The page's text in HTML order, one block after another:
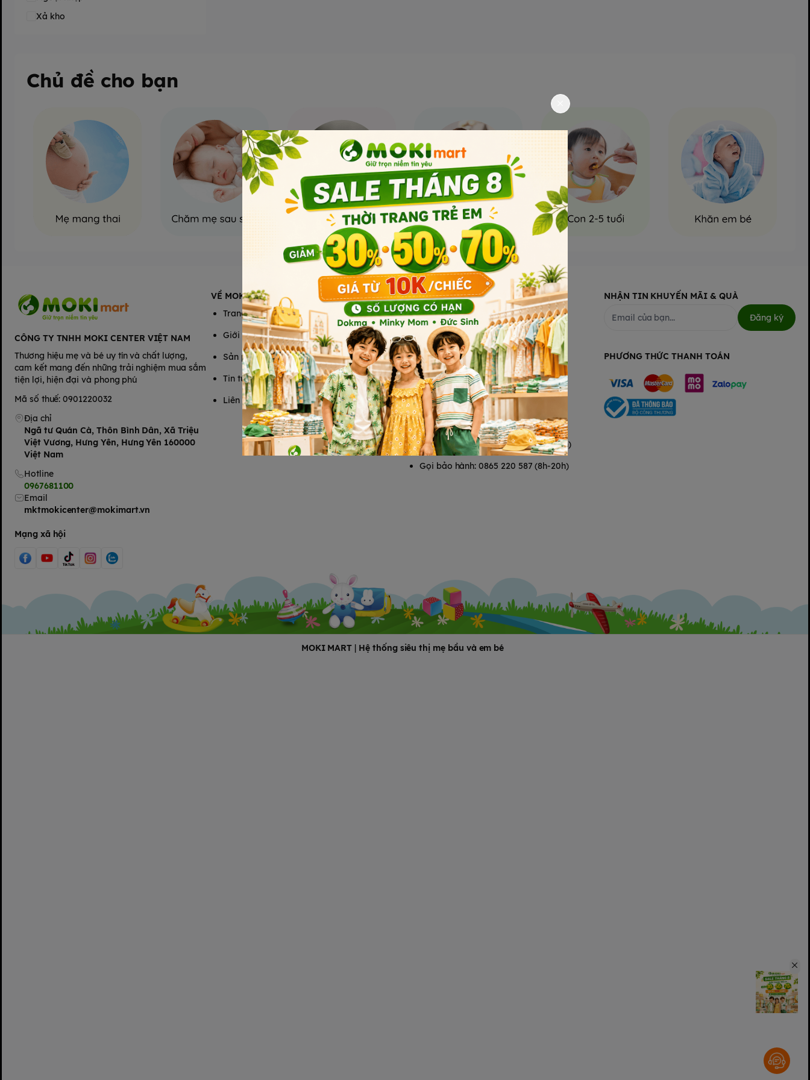
Xả kho
Chủ đề cho bạn
CÔNG TY TNHH MOKI CENTER VIỆT NAM
Thương hiệu mẹ và bé uy tín và chất lượng,
cam kết mang đến những trải nghiệm mua sắm
tiện lợi, hiện đại và phong phú
Mã số thuế: 0901220032
Địa chỉ
Ngã tư Quán Cà, Thôn Bình Dân, Xã Triệu
Việt Vương, Hưng Yên, Hưng Yên 160000
Việt Nam
Hotline
0967681100
Email
mktmokicenter@mokimart.vn
Mạng xã hội
VỀ MOKIMART
Trang chủ
Giới thiệu
Sản phẩm
Tin tức
Liên hệ
HỖ TRỢ KHÁCH HÀNG
Chính sách bảo mật
Chính sách vận chuyển
Chính sách đổi trả
Chính sách bảo hành
Phương thức thanh toán
Tổng đài hỗ trợ
Gọi mua hàng: 0865 220 587 (8h-20h)
Gọi bảo hành: 0865 220 587 (8h-20h)
NHẬN TIN KHUYẾN MÃI & QUÀ
Đăng ký
PHƯƠNG THỨC THANH TOÁN
MOKI MART | Hệ thống siêu thị mẹ bầu và em bé